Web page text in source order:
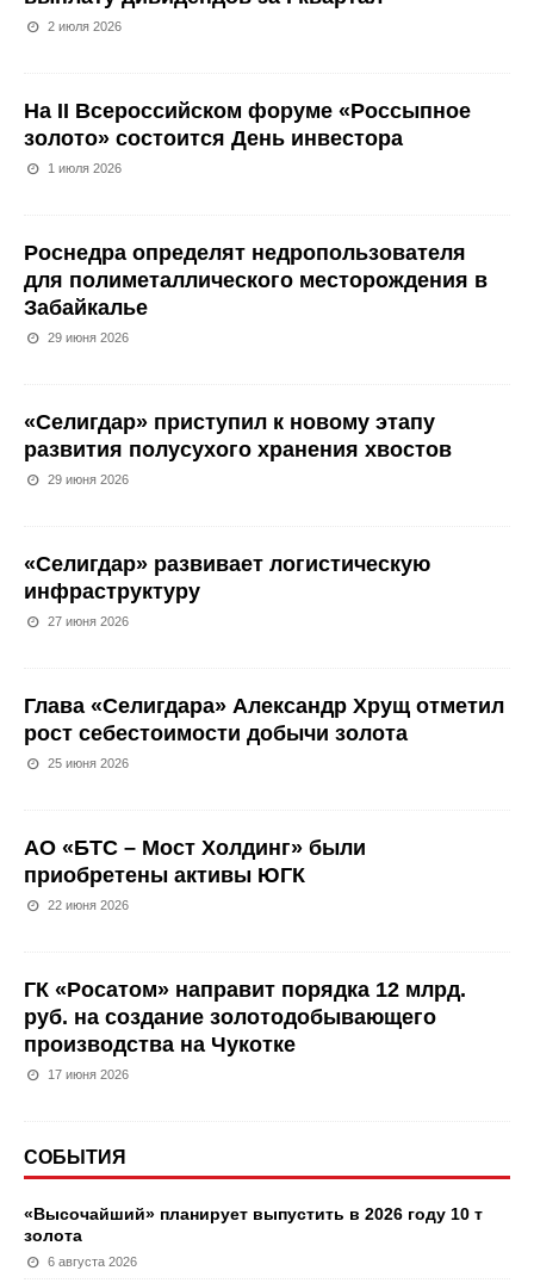
2 июля 2026
На II Всероссийском форуме «Россыпное
золото» состоится День инвестора
1 июля 2026
Роснедра определят недропользователя
для полиметаллического месторождения в
Забайкалье
29 июня 2026
«Селигдар» приступил к новому этапу
развития полусухого хранения хвостов
29 июня 2026
«Селигдар» развивает логистическую
инфраструктуру
27 июня 2026
Глава «Селигдара» Александр Хрущ отметил
рост себестоимости добычи золота
25 июня 2026
АО «БТС – Мост Холдинг» были
приобретены активы ЮГК
22 июня 2026
ГК «Росатом» направит порядка 12 млрд.
руб. на создание золотодобывающего
производства на Чукотке
17 июня 2026
СОБЫТИЯ
«Высочайший» планирует выпустить в 2026 году 10 т
золота
6 августа 2026